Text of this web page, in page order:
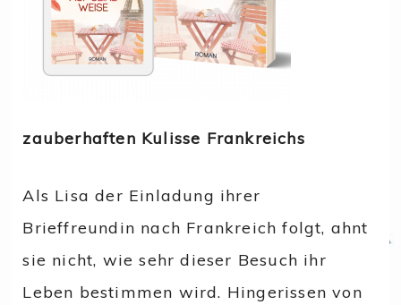
zauberhaften Kulisse Frankreichs
Als Lisa der Einladung ihrer
Brieffreundin nach Frankreich folgt, ahnt
sie nicht, wie sehr dieser Besuch ihr
Leben bestimmen wird. Hingerissen von